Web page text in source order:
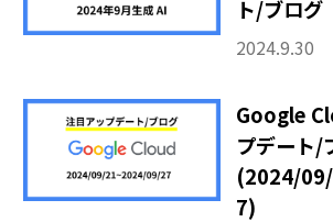
ト/ブログ
2024.9.30
Google
プデート/
(2024/
7)